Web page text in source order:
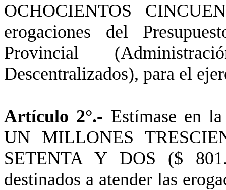
OCHOCIENTOS
erogaciones del
Provincial
Descentralizados), para el
Artículo 2°.- Estímase en
UN MILLONES
SETENTA Y DOS ($
destinados a atender las